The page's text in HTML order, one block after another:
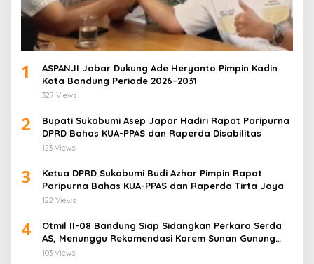
1
ASPANJI Jabar Dukung Ade Heryanto Pimpin Kadin
Kota Bandung Periode 2026–2031
327 Views
2
Bupati Sukabumi Asep Japar Hadiri Rapat Paripurna
DPRD Bahas KUA-PPAS dan Raperda Disabilitas
123 Views
3
Ketua DPRD Sukabumi Budi Azhar Pimpin Rapat
Paripurna Bahas KUA-PPAS dan Raperda Tirta Jaya
122 Views
4
Otmil II-08 Bandung Siap Sidangkan Perkara Serda
AS, Menunggu Rekomendasi Korem Sunan Gunung
Jati Cirebon
103 Views